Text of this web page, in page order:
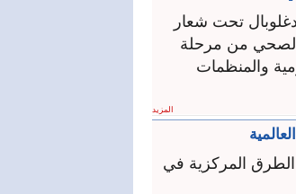
2026″، الذي نظمته ميدغلوبال تحت شعار
الصحي من مرحلة
والمنظمات
المزيد
الطرق المركزية في